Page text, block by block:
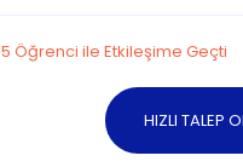
5 Öğrenci ile Etkileşime Geçti
HIZLI TALEP